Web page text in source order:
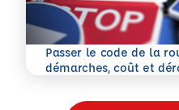
Passer le code de la
démarches, coût et
En savoir plus